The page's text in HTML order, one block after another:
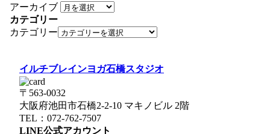
アーカイブ
カテゴリー
カテゴリー
イルチブレインヨガ石橋スタジオ
〒563-0032
大阪府池田市石橋2-2-10 マキノビル 2階
TEL：072-762-7507
LINE公式アカウント